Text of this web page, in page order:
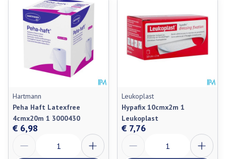
Hartmann
Peha Haft Latexfree
4cmx20m 1 3000430
€ 6,98
Leukoplast
Hypafix 10cmx2m 1
Leukoplast
€ 7,76